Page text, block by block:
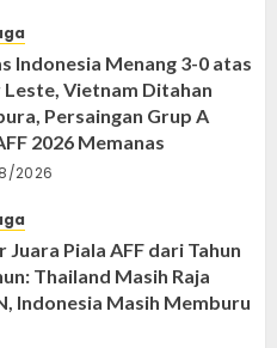
Indonesia Menang 3-0 atas
Vietnam Ditahan
Persaingan Grup A
2026 Memanas
2026
Juara Piala AFF dari Tahun
Thailand Masih Raja
Indonesia Masih Memburu